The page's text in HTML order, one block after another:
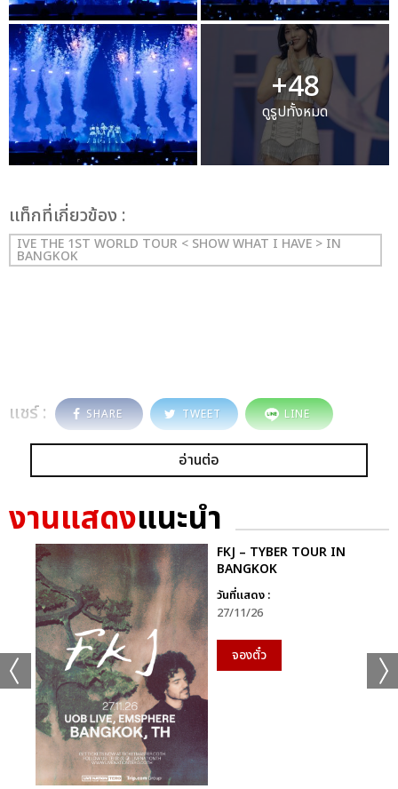
+48
ดูรูปทั้งหมด
เเท็กที่เกี่ยวข้อง :
IVE THE 1ST WORLD TOUR < SHOW WHAT I HAVE > IN
BANGKOK
แชร์ : SHARE TWEET LINE
อ่านต่อ
งานแสดงแนะนำ
FKJ – TYBER TOUR IN
BANGKOK
วันที่แสดง :
27/11/26
จองตั๋ว